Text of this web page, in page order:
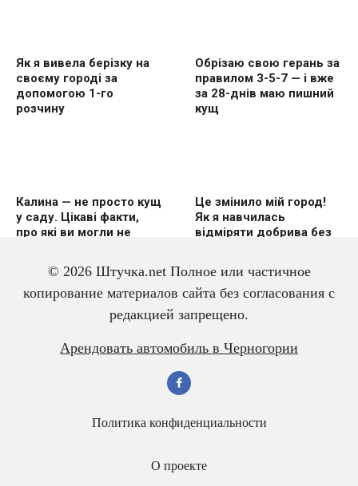
Як я вивела берізку на
своєму городі за
допомогою 1-го
розчину
Обрізаю свою герань за
правилом 3-5-7 — і вже
за 28-днів маю пишний
кущ
Калина — не просто кущ
у саду. Цікаві факти,
про які ви могли не
Це змінило мій город!
Як я навчилась
відміряти добрива без
3 дешевих підгодівлі в
червні — і перець
Чому гірчиця — це
справжній скарб для
© 2026 Штучка.net Полное или частичное
копирование материалов сайта без согласования с
редакцией запрещено.
Арендовать автомобиль в Черногории
Политика конфиденциальности
О проекте